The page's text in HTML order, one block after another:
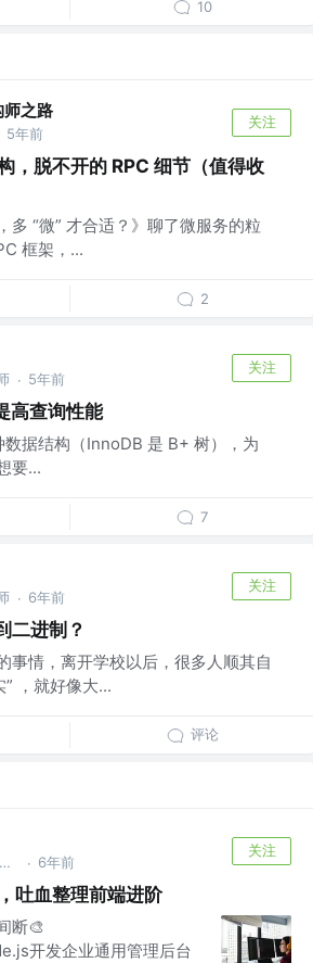
10
师之路
5年前
关注
，脱不开的 RPC 细节（值得收
多 “微” 才合适？》聊了微服务的粒
框架，...
2
· 5年前
关注
高查询性能
据结构（InnoDB 是 B+ 树），为
要...
7
· 6年前
关注
二进制？
事情，离开学校以后，很多人顺其自
，就好像大...
评论
前端 @微信公众号：前端人 · 6年前
关注
吐血整理前端进阶
断🎨
开发企业通用管理后台